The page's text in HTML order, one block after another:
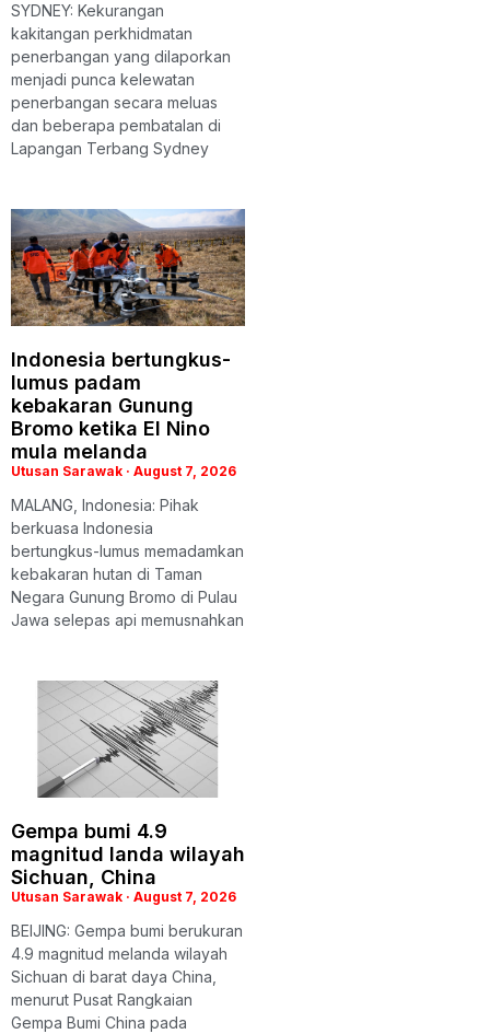
SYDNEY: Kekurangan
kakitangan perkhidmatan
penerbangan yang dilaporkan
menjadi punca kelewatan
penerbangan secara meluas
dan beberapa pembatalan di
Lapangan Terbang Sydney
Indonesia bertungkus-
lumus padam
kebakaran Gunung
Bromo ketika El Nino
mula melanda
Utusan Sarawak August 7, 2026
MALANG, Indonesia: Pihak
berkuasa Indonesia
bertungkus-lumus memadamkan
kebakaran hutan di Taman
Negara Gunung Bromo di Pulau
Jawa selepas api memusnahkan
Gempa bumi 4.9
magnitud landa wilayah
Sichuan, China
Utusan Sarawak August 7, 2026
BEIJING: Gempa bumi berukuran
4.9 magnitud melanda wilayah
Sichuan di barat daya China,
menurut Pusat Rangkaian
Gempa Bumi China pada